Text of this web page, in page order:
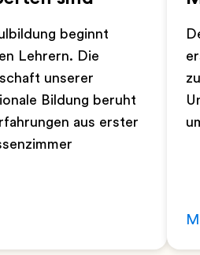
beginnt
Lehrern. Die
unserer
Bildung beruht
aus erster